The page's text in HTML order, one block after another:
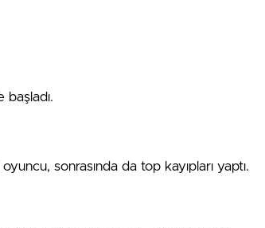
başladı.
sonrasında da top kayıpları yaptı.